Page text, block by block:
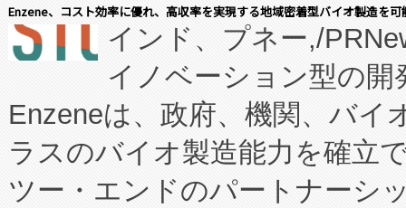
Enzene、コスト効率に優れ、高収率を実現する地域密着型バイオ製造を
インド、プネー,/
イノベーション型の
Enzeneは、政府、機関、バイ
ラスのバイオ製造能力を確立
ツー・エンドのパートナーシ